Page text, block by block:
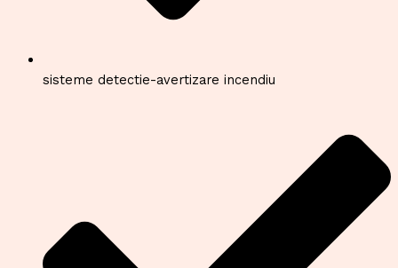
sisteme detectie-avertizare incendiu